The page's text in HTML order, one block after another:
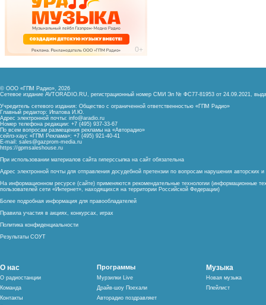
© ООО «ГПМ Радио», 2026
Сетевое издание AVTORADIO.RU, регистрационный номер СМИ Эл № ФС77-81953 от 24.09.2021,
Учредитель сетевого издания: Общество с ограниченной ответственностью «ГПМ Радио»
Главный редактор: Ипатова И.Ю.
Адрес электронной почты: info@aradio.ru
Номер телефона редакции: +7 (495) 937-33-67
По всем вопросам размещения рекламы на «Авторадио»
сейлз-хаус «ГПМ Реклама»: +7 (495) 921-40-41
E-mail: sales@gazprom-media.ru
https://gpmsaleshouse.ru
При использовании материалов сайта гиперссылка на сайт обязательна
Адрес электронной почты для отправления досудебной претензии по вопросам нарушения авторских
На информационном ресурсе (сайте) применяются рекомендательные технологии (информационные
пользователей сети «Интернет», находящихся на территории Российской Федерации)
Более подробная информация для правообладателей
Правила участия в акциях, конкурсах, играх
Политика конфиденциальности
Результаты СОУТ
О нас
О радиостанции
Команда
Контакты
Программы
Мурзилки Live
Драйв-шоу Поехали
Авторадио поздравляет
Музыка
Новая музыка
Плейлист